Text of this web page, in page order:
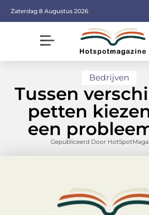
Zaterdag 8 Augustus 2026
Bedrijven
Tussen
petten
een
Gepubliceerd Door